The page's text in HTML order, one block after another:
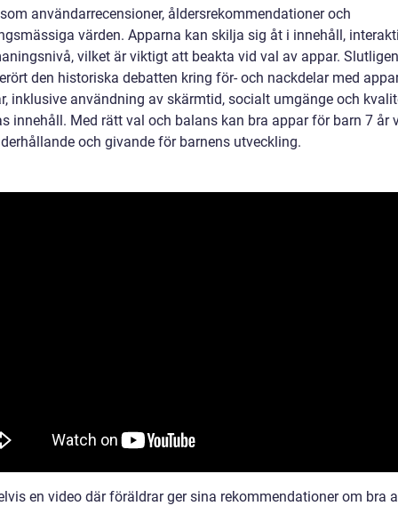
användarrecensioner, åldersrekommendationer och
värden. Apparna kan skilja sig åt i innehåll,
vilket är viktigt att beakta vid val av appar.
den historiska debatten kring för- och nackdelar med
inklusive användning av skärmtid, socialt umgänge och
innehåll. Med rätt val och balans kan bra appar för barn 7 år
och givande för barnens utveckling.
en video där föräldrar ger sina rekommendationer om bra